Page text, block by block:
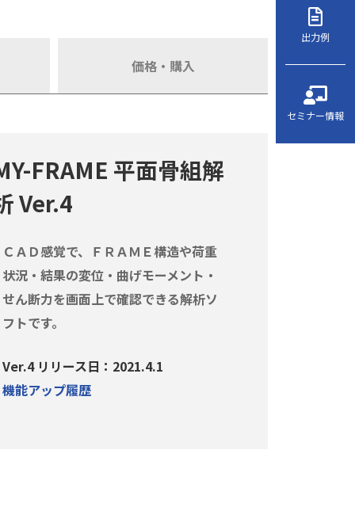
出力例
セミナー情報
価格・購入
FRAME 平面骨組解
Ver.4
ＣＡＤ感覚で、ＦＲＡＭＥ構造や荷重
状況・結果の変位・曲げモーメント・
せん断力を画面上で確認できる解析ソ
フトです。
Ver.4 リリース日：2021.4.1
機能アップ履歴